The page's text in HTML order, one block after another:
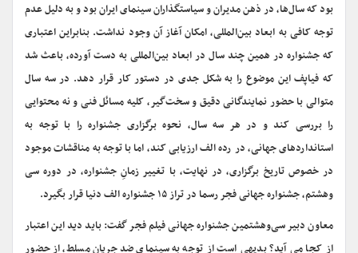
بود که سال‌ها، در ذهن مدیران و سیاستگذاران سینمای ایران بود و به دلیل عدم
توجه کافی به ابعاد بین‌المللی، امکان آغاز آن وجود نداشت. بنابراین اعتباری
که جشنواره در همین چند سال در ابعاد بین‌المللی به دست آورده، باعث شد
که فیاپف این موضوع را به شکل جدی در دستور کار قرار دهد. در سه سال
متوالی با حضور نمایندگانی دقیق و سخت‌گیر، کلیه مسائل فنی و نه محتوایی
را بررسی کند و در هر سه سال، نحوه برگزاری جشنواره را با توجه به
استانداردهای جهانی، در رده الف ارزیابی کند، اما با توجه به مناقشات موجود
در خصوص تاریخ برگزاری، در نهایت، با تغییر زمانِ جشنواره، در دوره سی
وهشتم، جشنواره جهانی فجر رسما در تراز ۱۵ جشنواره الف دنیا قرار بگیرد.
معاون دبیر سی‌وهشتمین جشنواره جهانی فیلم فجر گفت: باید دید این اعتبار
از کجا می آید؟ بدیهی است از توجه به سینمای ضد جریان مسلط، از حضور